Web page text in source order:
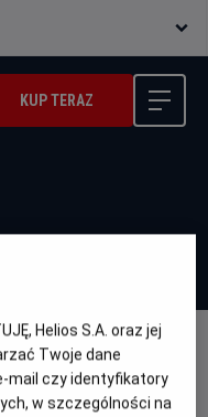
KUP TERAZ
Helios S.A. oraz jej
Twoje dane
mail czy identyfikatory
w szczególności na